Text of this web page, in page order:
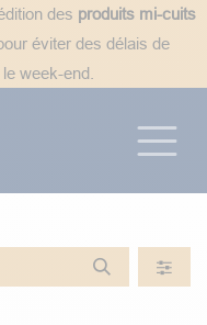
des produits mi-cuits
éviter des délais de
week-end.